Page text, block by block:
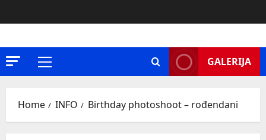
to
Primary
GALERIJA
Home INFO Birthday photoshoot – rođendani